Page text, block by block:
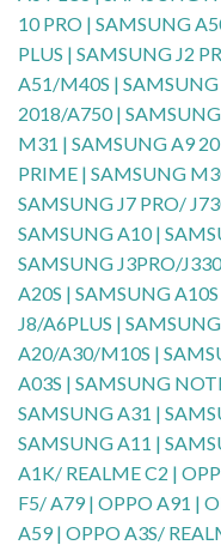
10 PRO | SAMSUNG
PLUS | SAMSUNG J2
A51/M40S |
2018/A750 |
M31 | SAMSUNG A9
PRIME | SAMSUNG
SAMSUNG J7 PRO/
SAMSUNG A10 |
SAMSUNG J3PRO/
A20S | SAMSUNG
J8/A6PLUS |
A20/A30/M10S |
A03S | SAMSUNG
SAMSUNG A31 |
SAMSUNG A11 |
A1K/ REALME C2 |
F5/ A79 | OPPO A91 |
A59 | OPPO A3S/